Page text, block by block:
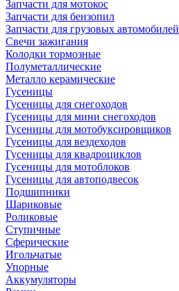
Запчасти для мотокос
Запчасти для бензопил
Запчасти для грузовых автомобилей
Свечи зажигания
Колодки тормозные
Полуметаллические
Металло керамические
Гусеницы
Гусеницы для снегоходов
Гусеницы для мини снегоходов
Гусеницы для мотобуксировщиков
Гусеницы для вездеходов
Гусеницы для квадроциклов
Гусеницы для мотоблоков
Гусеницы для автоподвесок
Подшипники
Шариковые
Роликовые
Ступичные
Сферические
Игольчатые
Упорные
Аккумуляторы